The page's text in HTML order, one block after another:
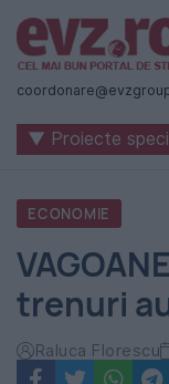
Știri
naționale
internaționale
România
-
Evenimentul
Zilei
▼ Proiecte
ECONOMIE
trenuri au
Raluca Florescu